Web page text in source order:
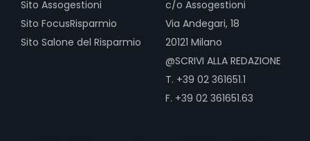
Sito Assogestioni
Sito FocusRisparmio
Sito Salone del Risparmio
c/o Assogestioni
Via Andegari, 18
20121 Milano
@SCRIVI ALLA REDAZIONE
T. +39 02 361651.1
F. +39 02 361651.63